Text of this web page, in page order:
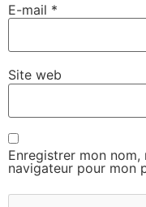
E-mail *
Site web
Enregistrer mon
navigateur pour mon